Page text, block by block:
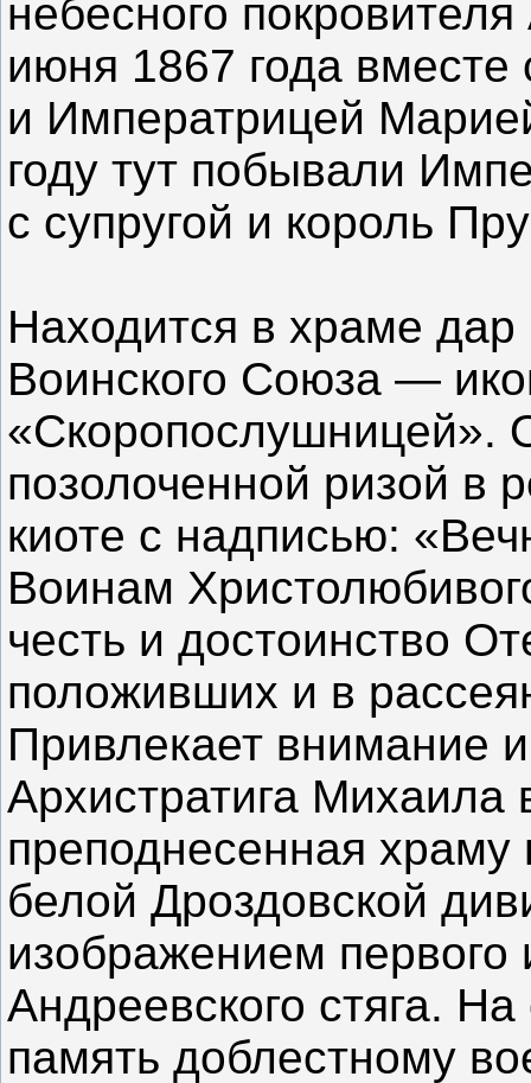
небесного
июня 1867 года
и Императрицей
году тут побывали
с супругой и король
Находится в храме
Воинского Союза —
«Скоропослушницей».
позолоченной ризой в
киоте с надписью:
Воинам
честь и достоинство
положивших и в
Привлекает внимание
Архистратига Михаила
преподнесенная
белой Дроздовской
изображением
Андреевского стяга.
память доблестному